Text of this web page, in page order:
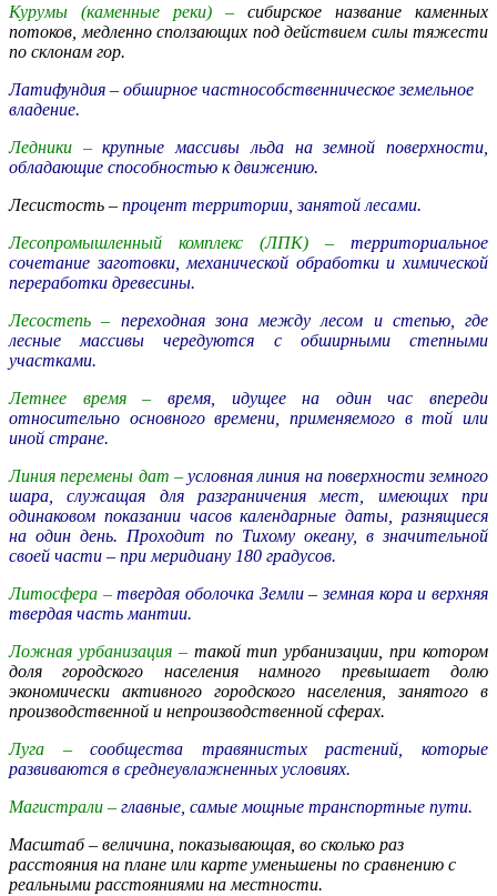
Курумы (каменные реки) –
сибирское название каменных
потоков, медленно сползающих под действием силы тяжести
по склонам гор.
Латифундия – обширное частнособственническое земельное
владение.
Ледники – крупные массивы льда на земной поверхности,
обладающие способностью к движению.
Лесистость – процент территории, занятой лесами.
Лесопромышленный комплекс (ЛПК) – территориальное
сочетание заготовки, механической обработки и химической
переработки древесины.
Лесостепь – переходная зона между лесом и степью, где
лесные массивы чередуются с обширными степными
участками.
Летнее время –
время, идущее на один час впереди
относительно основного времени, применяемого в той или
иной стране.
Линия перемены дат –условная линия на поверхности земного
шара, служащая для разграничения мест, имеющих при
одинаковом показании часов календарные даты, разнящиеся
на один день. Проходит по Тихому океану, в значительной
своей части – при меридиану 180 градусов.
Литосфера – твердая оболочка Земли – земная кора и верхняя
твердая часть мантии.
Ложная урбанизация – такой тип урбанизации, при котором
доля городского населения намного превышает долю
экономически активного городского населения, занятого в
производственной и непроизводственной сферах.
Луга –
сообщества травянистых растений, которые
развиваются в среднеувлажненных условиях.
Магистрали – главные, самые мощные транспортные пути.
Масштаб – величина, показывающая, во сколько раз
расстояния на плане или карте уменьшены по сравнению с
реальными расстояниями на местности.